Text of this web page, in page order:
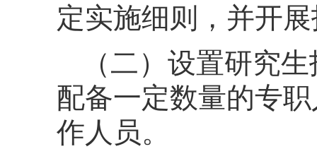
定实施细则，并开
（二）设置研究
配备一定数量的专
作人员。